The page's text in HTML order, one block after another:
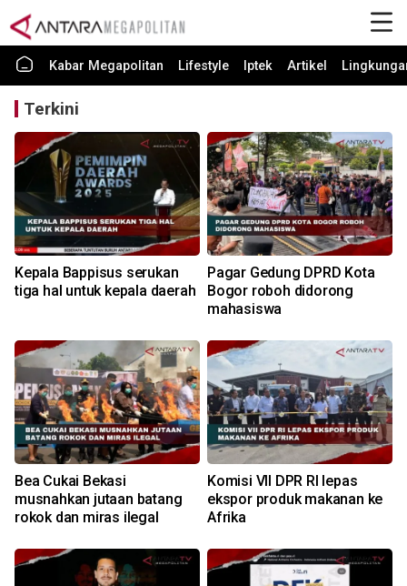
Kabar Megapolitan Lifestyle Iptek Artikel
Terkini
Kepala Bappisus serukan
tiga hal untuk kepala daerah
Pagar Gedung DPRD Kota
Bogor roboh didorong
mahasiswa
Bea Cukai Bekasi
musnahkan jutaan batang
rokok dan miras ilegal
Komisi VII DPR RI lepas
ekspor produk makanan ke
Afrika